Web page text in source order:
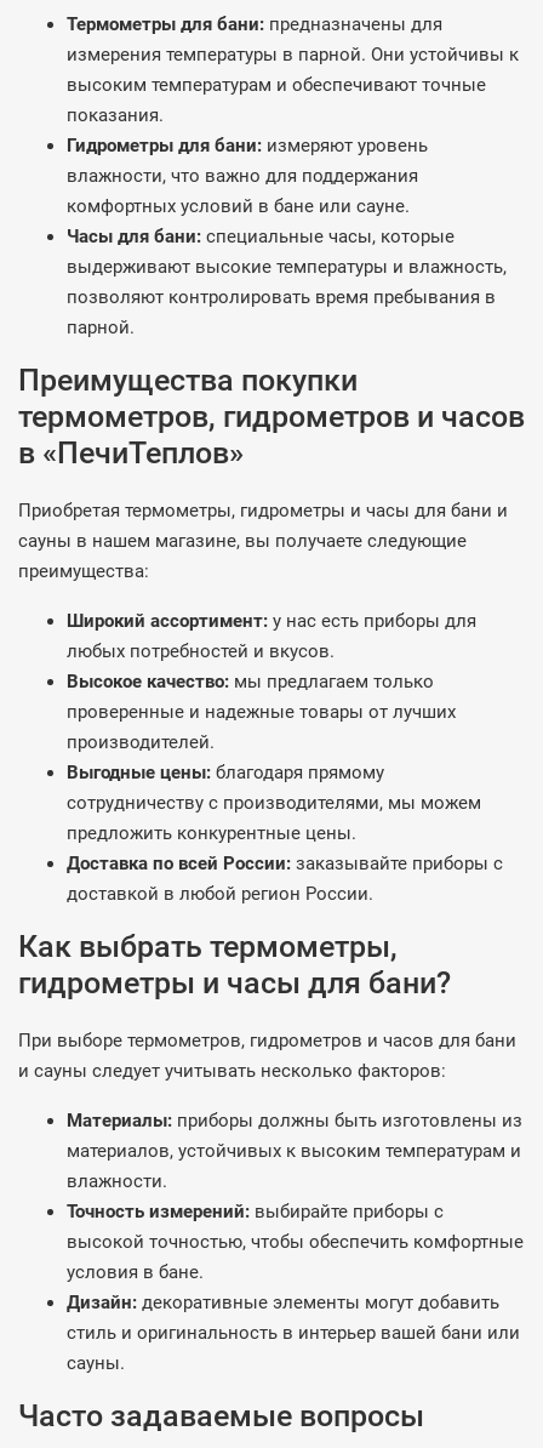
Термометры для бани: предназначены для
измерения температуры в парной. Они устойчивы к
высоким температурам и обеспечивают точные
показания.
Гидрометры для бани: измеряют уровень
влажности, что важно для поддержания
комфортных условий в бане или сауне.
Часы для бани: специальные часы, которые
выдерживают высокие температуры и влажность,
позволяют контролировать время пребывания в
парной.
Преимущества покупки
термометров, гидрометров и часов
в «ПечиТеплов»
Приобретая термометры, гидрометры и часы для бани и
сауны в нашем магазине, вы получаете следующие
преимущества:
Широкий ассортимент: у нас есть приборы для
любых потребностей и вкусов.
Высокое качество: мы предлагаем только
проверенные и надежные товары от лучших
производителей.
Выгодные цены: благодаря прямому
сотрудничеству с производителями, мы можем
предложить конкурентные цены.
Доставка по всей России: заказывайте приборы с
доставкой в любой регион России.
Как выбрать термометры,
гидрометры и часы для бани?
При выборе термометров, гидрометров и часов для бани
и сауны следует учитывать несколько факторов:
Материалы: приборы должны быть изготовлены из
материалов, устойчивых к высоким температурам и
влажности.
Точность измерений: выбирайте приборы с
высокой точностью, чтобы обеспечить комфортные
условия в бане.
Дизайн: декоративные элементы могут добавить
стиль и оригинальность в интерьер вашей бани или
сауны.
Часто задаваемые вопросы